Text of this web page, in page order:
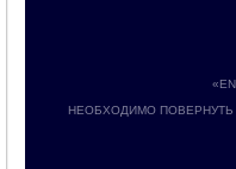
НЕОБХОДИМО